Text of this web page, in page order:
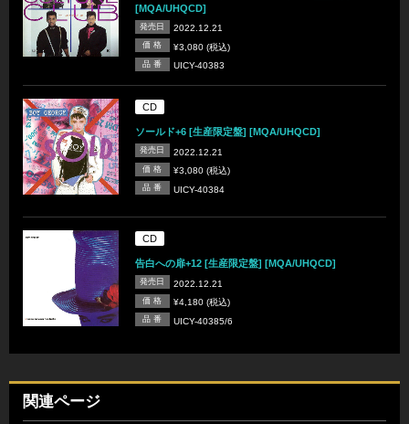
[MQA/UHQCD]
発売日 2022.12.21
価 格 ¥3,080 (税込)
品 番 UICY-40383
CD
ソールド+6 [生産限定盤] [MQA/UHQCD]
発売日 2022.12.21
価 格 ¥3,080 (税込)
品 番 UICY-40384
CD
告白への扉+12 [生産限定盤] [MQA/UHQCD]
発売日 2022.12.21
価 格 ¥4,180 (税込)
品 番 UICY-40385/6
関連ページ